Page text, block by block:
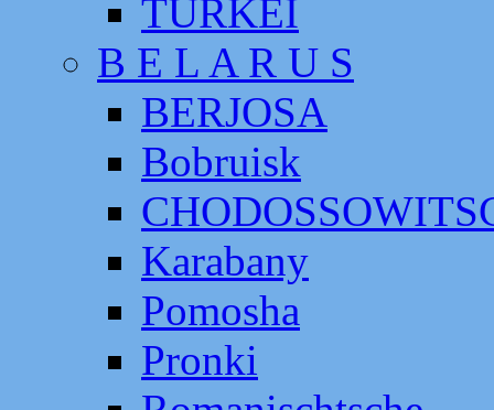
TÜRKEI
B E L A R U S
BERJOSA
Bobruisk
Karabany
Pomosha
Pronki